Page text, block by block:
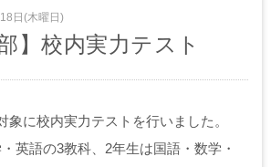
日(木曜日)
】校内実力テスト
象に校内実力テストを行いました。
英語の3教科、2年生は国語・数学・